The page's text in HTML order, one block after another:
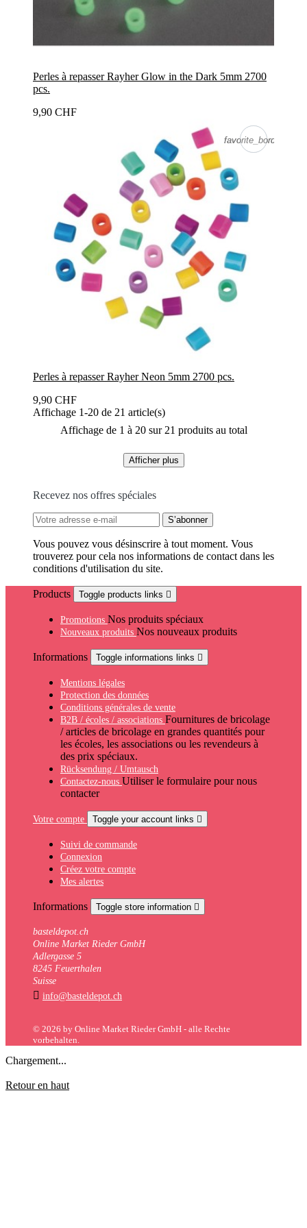
Perles à repasser Rayher Glow in the Dark 5mm 2700
pcs.
9,90 CHF
favorite_border
favorite_border
Perles à repasser Rayher Neon 5mm 2700 pcs.
9,90 CHF
Affichage 1-20 de 21 article(s)
Affichage de 1 à 20 sur 21 produits au total
Afficher plus
Recevez nos offres spéciales
Vous pouvez vous désinscrire à tout moment. Vous
trouverez pour cela nos informations de contact dans les
conditions d'utilisation du site.
Products Toggle products links 
Promotions Nos produits spéciaux
Nouveaux produits Nos nouveaux produits
Informations Toggle informations links 
Mentions légales
Protection des données
Conditions générales de vente
B2B / écoles / associations Fournitures de bricolage
/ articles de bricolage en grandes quantités pour
les écoles, les associations ou les revendeurs à
des prix spéciaux.
Rücksendung / Umtausch
Contactez-nous Utiliser le formulaire pour nous
contacter
Votre compte Toggle your account links 
Suivi de commande
Connexion
Créez votre compte
Mes alertes
Informations Toggle store information 
basteldepot.ch
Online Market Rieder GmbH
Adlergasse 5
8245 Feuerthalen
Suisse
 info@basteldepot.ch
© 2026 by Online Market Rieder GmbH - alle Rechte
vorbehalten.
Chargement...
Retour en haut